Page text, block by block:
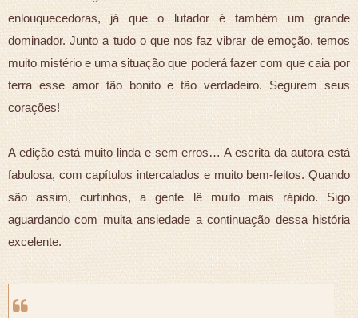
enlouquecedoras, já que o lutador é também um grande
dominador. Junto a tudo o que nos faz vibrar de emoção, temos
muito mistério e uma situação que poderá fazer com que caia por
terra esse amor tão bonito e tão verdadeiro. Segurem seus
corações!
A edição está muito linda e sem erros… A escrita da autora está
fabulosa, com capítulos intercalados e muito bem-feitos. Quando
são assim, curtinhos, a gente lê muito mais rápido. Sigo
aguardando com muita ansiedade a continuação dessa história
excelente.